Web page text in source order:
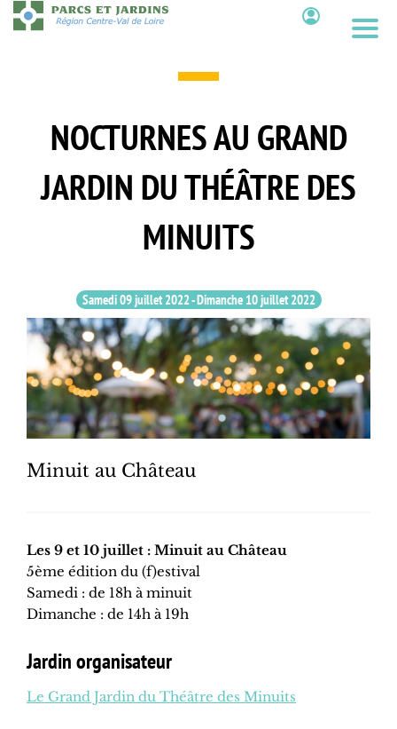
Aller
au
NOCTURNES AU GRAND
JARDIN DU THÉÂTRE DES
MINUITS
Samedi 09 juillet 2022-Dimanche 10 juillet 2022
Minuit au Château
Les 9 et 10 juillet : Minuit au Château
5ème édition du (f)estival
Samedi : de 18h à minuit
Dimanche : de 14h à 19h
Jardin organisateur
Le Grand Jardin du Théâtre des Minuits